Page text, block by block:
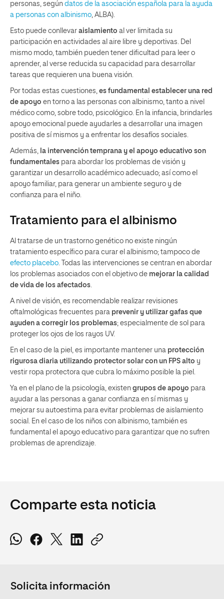
personas, según datos de la asociación española para la ayuda
a personas con albinismo, ALBA).
Esto puede conllevar aislamiento al ver limitada su
participación en actividades al aire libre y deportivas. Del
mismo modo, también pueden tener dificultad para leer o
aprender, al verse reducida su capacidad para desarrollar
tareas que requieren una buena visión.
Por todas estas cuestiones, es fundamental establecer una red
de apoyo en torno a las personas con albinismo, tanto a nivel
médico como, sobre todo, psicológico. En la infancia, brindarles
apoyo emocional puede ayudarles a desarrollar una imagen
positiva de sí mismos y a enfrentar los desafíos sociales.
Además, la intervención temprana y el apoyo educativo son
fundamentales para abordar los problemas de visión y
garantizar un desarrollo académico adecuado; así como el
apoyo familiar, para generar un ambiente seguro y de
confianza para el niño.
Tratamiento para el albinismo
Al tratarse de un trastorno genético no existe ningún
tratamiento específico para curar el albinismo; tampoco de
efecto placebo. Todas las intervenciones se centran en abordar
los problemas asociados con el objetivo de mejorar la calidad
de vida de los afectados.
A nivel de visión, es recomendable realizar revisiones
oftalmológicas frecuentes para prevenir y utilizar gafas que
ayuden a corregir los problemas; especialmente de sol para
proteger los ojos de los rayos UV.
En el caso de la piel, es importante mantener una protección
rigurosa diaria utilizando protector solar con un FPS alto y
vestir ropa protectora que cubra lo máximo posible la piel.
Ya en el plano de la psicología, existen grupos de apoyo para
ayudar a las personas a ganar confianza en sí mismas y
mejorar su autoestima para evitar problemas de aislamiento
social. En el caso de los niños con albinismo, también es
fundamental el apoyo educativo para garantizar que no sufren
problemas de aprendizaje.
Comparte esta noticia
Solicita información